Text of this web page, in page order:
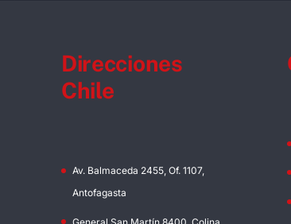
Direcciones
Chile
Av. Balmaceda 2455, Of. 1107,
Antofagasta